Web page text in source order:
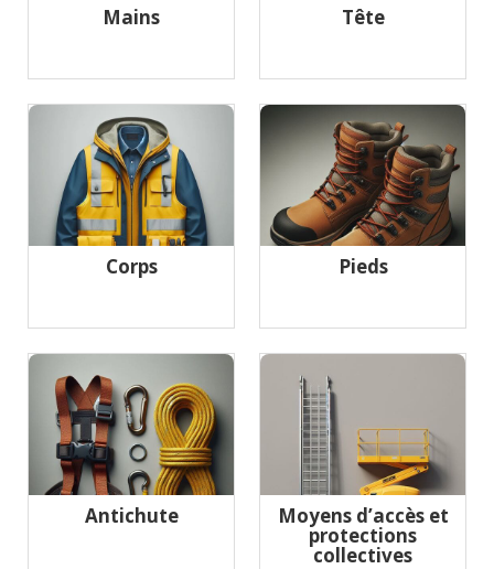
Mains Tête
Corps Pieds
Antichute Moyens d’accès et
protections
collectives